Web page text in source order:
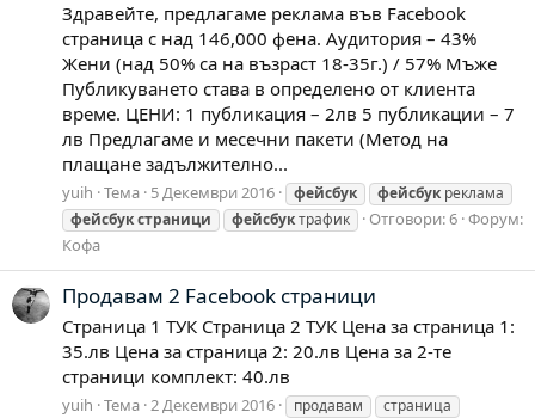
Здравейте, предлагаме реклама във Facebook
страница с над 146,000 фена. Аудитория – 43%
Жени (над 50% са на възраст 18-35г.) / 57% Мъже
Публикуването става в определено от клиента
време. ЦЕНИ: 1 публикация – 2лв 5 публикации – 7
лв Предлагаме и месечни пакети (Метод на
плащане задължително...
yuih Тема 5 Декември 2016 фейсбук фейсбук реклама
фейсбукстраници фейсбуктрафик Отговори: 6 Форум:
Кофа
Продавам 2 Facebook страници
Страница 1 ТУК Страница 2 ТУК Цена за страница 1:
35.лв Цена за страница 2: 20.лв Цена за 2-те
страници комплект: 40.лв
yuih Тема 2 Декември 2016 продавам
страница